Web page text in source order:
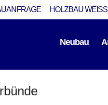
HOLZBAU WEISS
Neubau